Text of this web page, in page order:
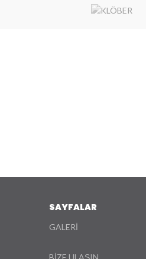
SAYFALAR
GALERİ
BİZE ULAŞIN